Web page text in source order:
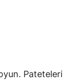
Pateteleri